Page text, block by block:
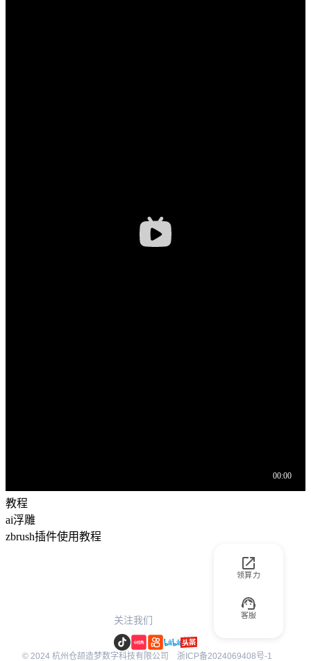
教程
ai浮雕
zbrush插件使用教程
领算力
客服
关注我们
© 2024 杭州仓颉造梦数字科技有限公司 浙ICP备2024069408号-1